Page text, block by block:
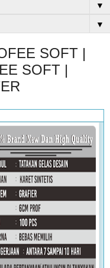
▼
▼
SOFT |
SOFT |